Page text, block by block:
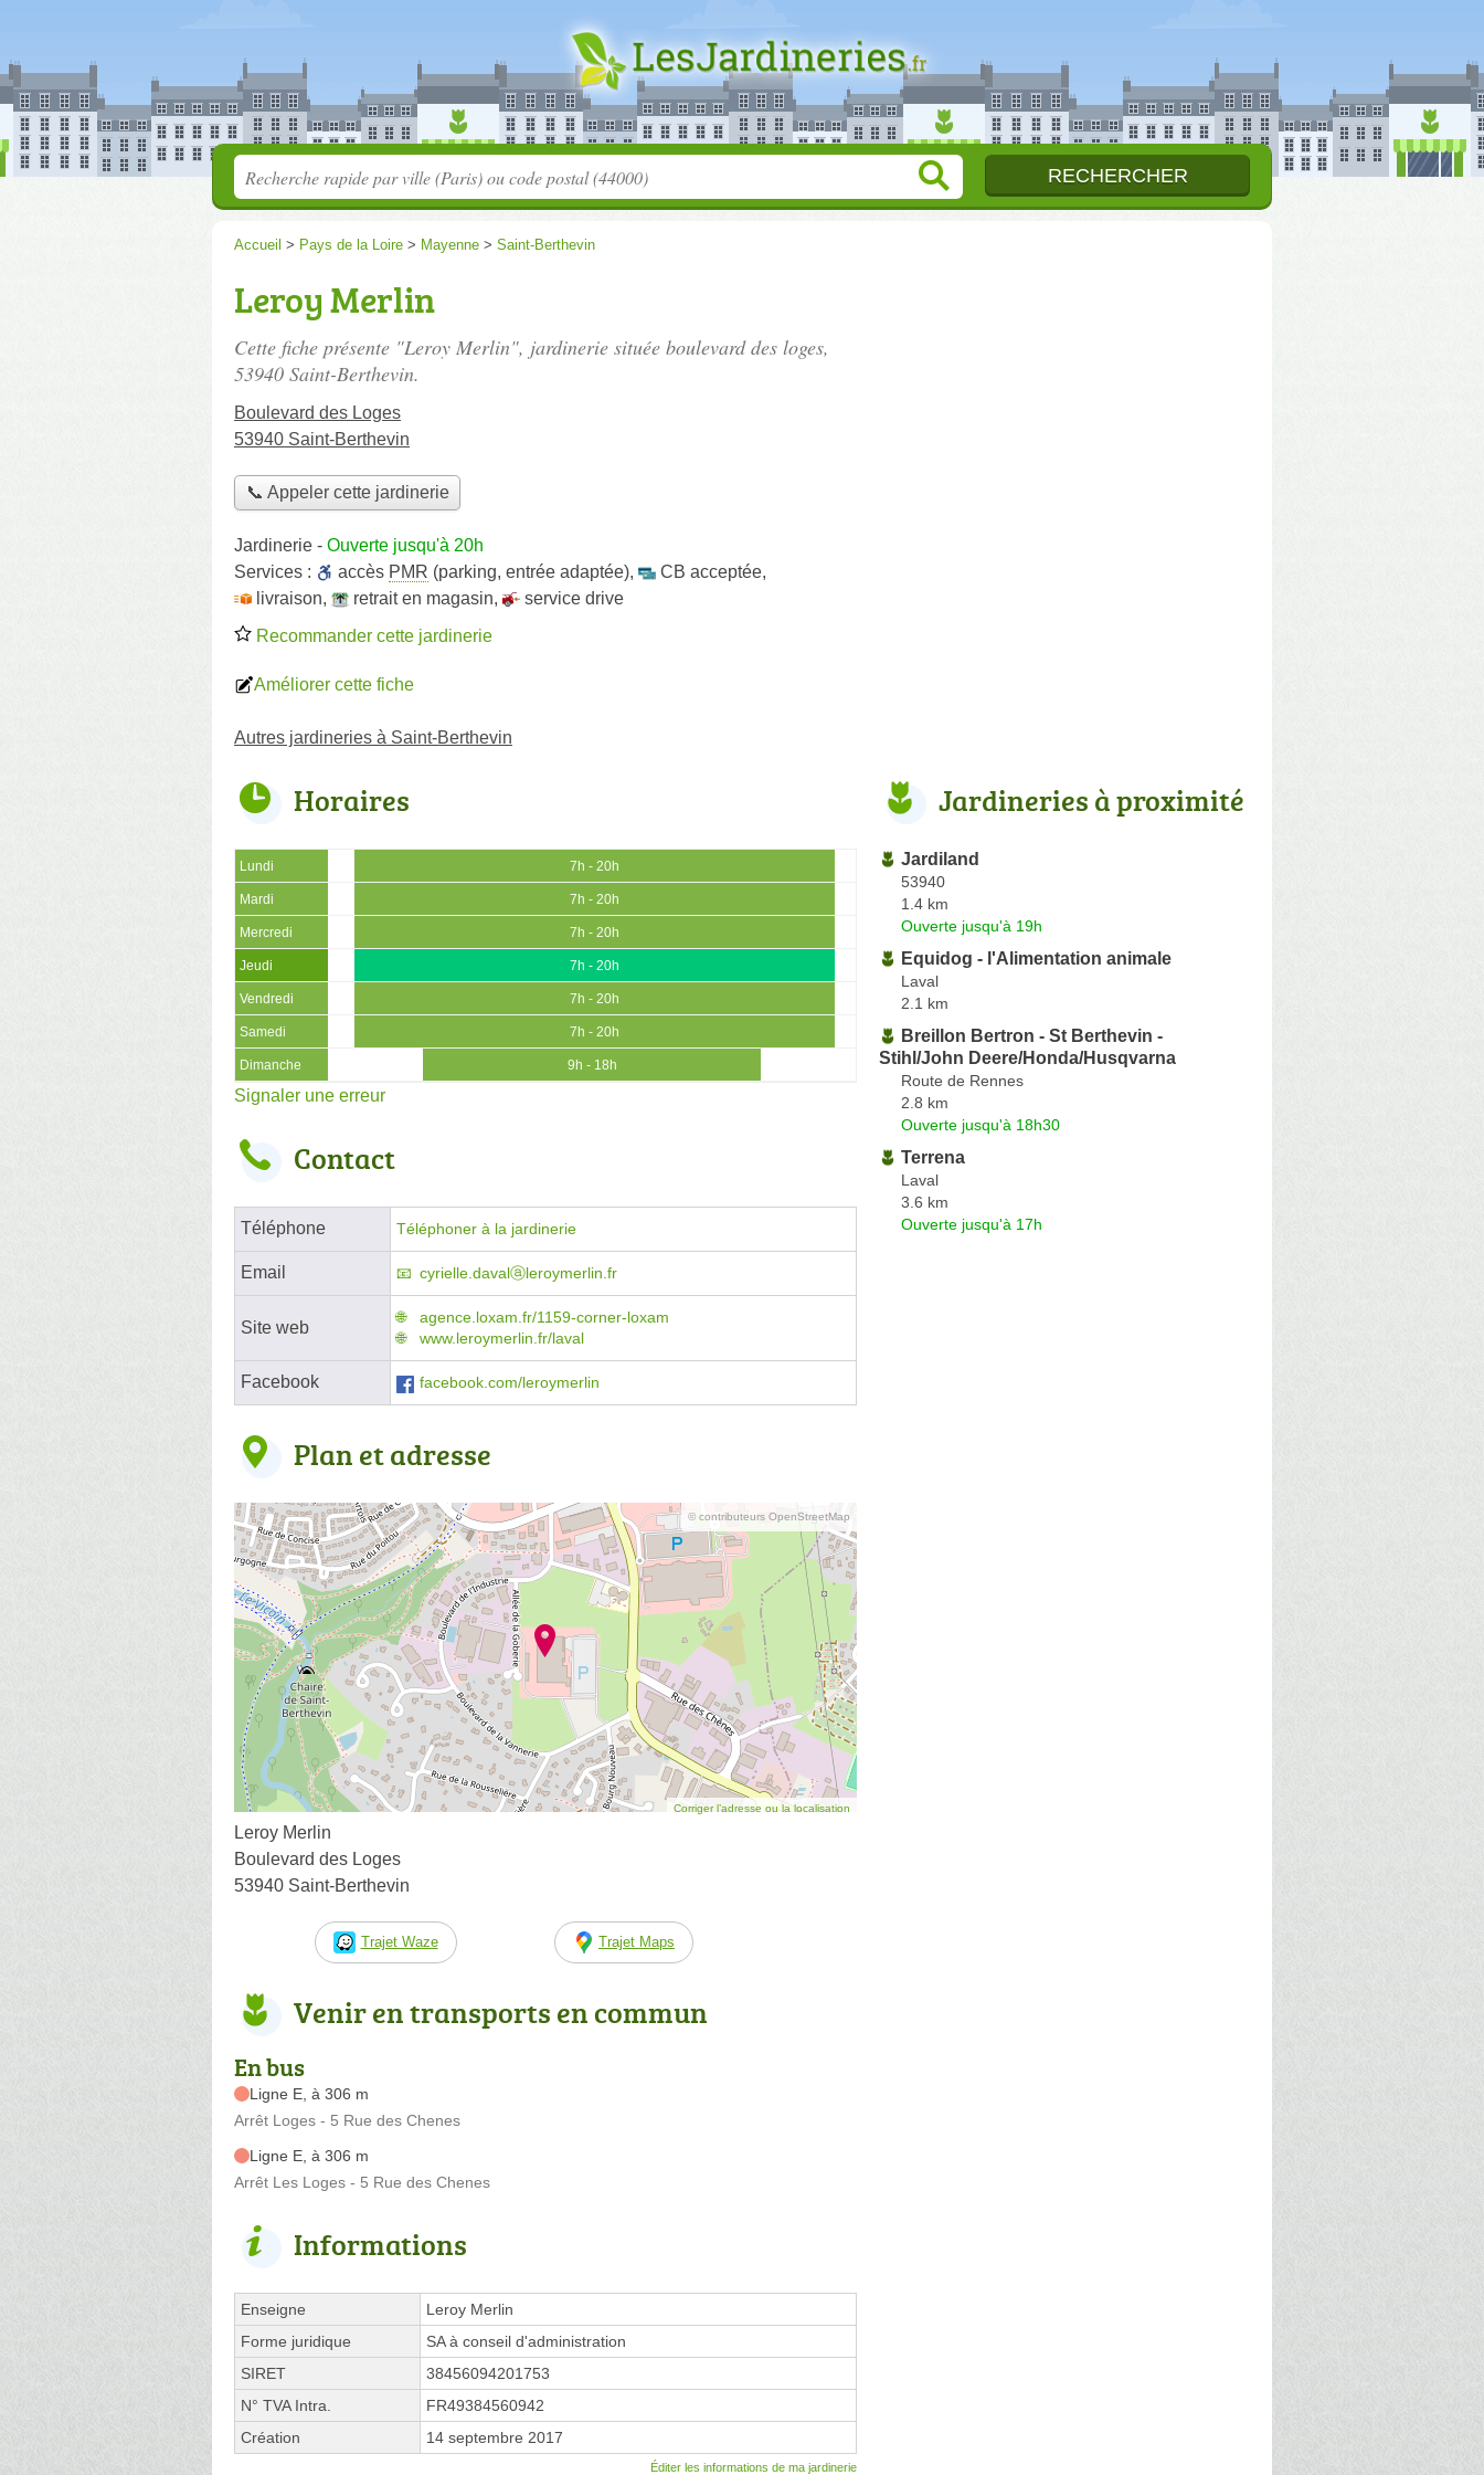
Accueil > Pays de la Loire > Mayenne > Saint-Berthevin
Leroy Merlin
Cette fiche présente "Leroy Merlin", jardinerie située boulevard des loges,
53940 Saint-Berthevin.
Boulevard des Loges
53940 Saint-Berthevin
📞 Appeler cette jardinerie
Jardinerie - Ouverte jusqu'à 20h
Services :
accès PMR (parking, entrée adaptée), CB acceptée,
livraison, retrait en magasin,
service drive
Recommander cette jardinerie
Améliorer cette fiche
Autres jardineries à Saint-Berthevin
Horaires
Lundi 7h - 20h
Mardi 7h - 20h
Mercredi 7h - 20h
Jeudi 7h - 20h
Vendredi 7h - 20h
Samedi 7h - 20h
Dimanche 9h - 18h
Signaler une erreur
Contact
Téléphone Téléphoner à la jardinerie
Email cyrielle.davalⓐleroymerlin.fr
Site web
agence.loxam.fr/1159-corner-loxam
www.leroymerlin.fr/laval
Facebook facebook.com/leroymerlin
Plan et adresse
© contributeurs OpenStreetMap
Corriger l’adresse ou la localisation
Leroy Merlin
Boulevard des Loges
53940 Saint-Berthevin
Trajet Waze Trajet Maps
Venir en transports en commun
En bus
Ligne E, à 306 m
Arrêt Loges - 5 Rue des Chenes
Ligne E, à 306 m
Arrêt Les Loges - 5 Rue des Chenes
Informations
Enseigne
Leroy Merlin
Forme juridique
SA à conseil d'administration
SIRET
38456094201753
N° TVA Intra.
FR49384560942
Création
14 septembre 2017
Éditer les informations de ma jardinerie
Jardineries à proximité
Jardiland
53940
1.4 km
Ouverte jusqu'à 19h
Equidog - l'Alimentation animale
Laval
2.1 km
Breillon Bertron - St Berthevin -
Stihl/John Deere/Honda/Husqvarna
Route de Rennes
2.8 km
Ouverte jusqu'à 18h30
Terrena
Laval
3.6 km
Ouverte jusqu'à 17h